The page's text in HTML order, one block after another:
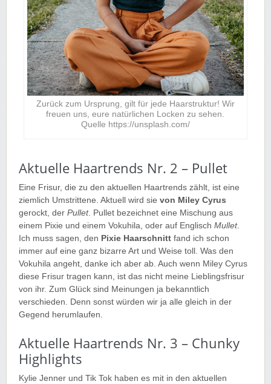
Zurück zum Ursprung, gilt für jede Haarstruktur! Wir
freuen uns, eure natürlichen Locken zu sehen.
Quelle https://unsplash.com/
Aktuelle Haartrends Nr. 2 – Pullet
Eine Frisur, die zu den aktuellen Haartrends zählt, ist eine
ziemlich Umstrittene. Aktuell wird sie von Miley Cyrus
gerockt, der Pullet. Pullet bezeichnet eine Mischung aus
einem Pixie und einem Vokuhila, oder auf Englisch Mullet.
Ich muss sagen, den Pixie Haarschnitt fand ich schon
immer auf eine ganz bizarre Art und Weise toll. Was den
Vokuhila angeht, danke ich aber ab. Auch wenn Miley Cyrus
diese Frisur tragen kann, ist das nicht meine Lieblingsfrisur
von ihr. Zum Glück sind Meinungen ja bekanntlich
verschieden. Denn sonst würden wir ja alle gleich in der
Gegend herumlaufen.
Aktuelle Haartrends Nr. 3 – Chunky
Highlights
Kylie Jenner und Tik Tok haben es mit in den aktuellen